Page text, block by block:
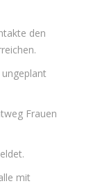
den
Frauen
mit